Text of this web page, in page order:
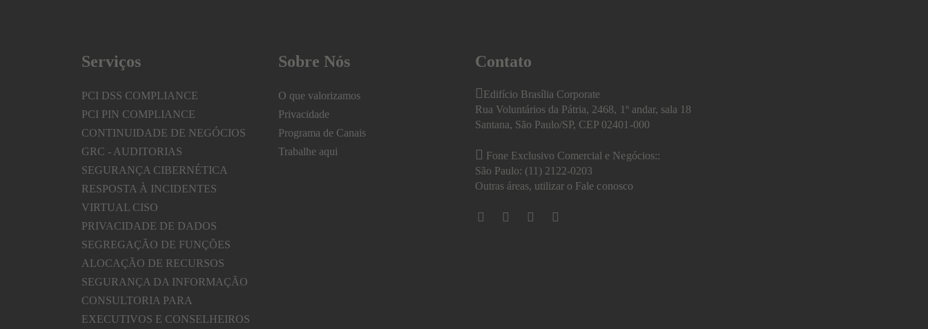
Serviços
PCI DSS COMPLIANCE
PCI PIN COMPLIANCE
CONTINUIDADE DE NEGÓCIOS
GRC - AUDITORIAS
SEGURANÇA CIBERNÉTICA
RESPOSTA À INCIDENTES
VIRTUAL CISO
PRIVACIDADE DE DADOS
SEGREGAÇÃO DE FUNÇÕES
ALOCAÇÃO DE RECURSOS
SEGURANÇA DA INFORMAÇÃO
CONSULTORIA PARA
EXECUTIVOS E CONSELHEIROS
Sobre Nós
O que valorizamos
Privacidade
Programa de Canais
Trabalhe aqui
Contato
Edifício Brasília Corporate
Rua Voluntários da Pátria, 2468, 1º andar, sala 18
Santana, São Paulo/SP, CEP 02401-000
Fone Exclusivo Comercial e Negócios::
São Paulo: (11) 2122-0203
Outras áreas, utilizar o Fale conosco